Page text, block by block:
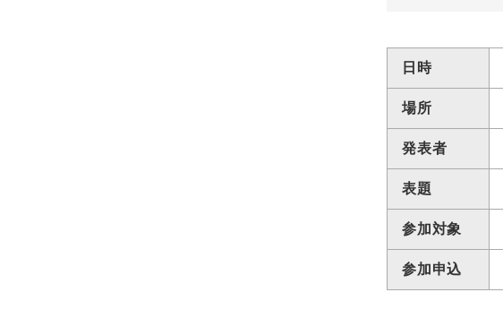
日時
場所
発表者
表題
参加対象
参加申込